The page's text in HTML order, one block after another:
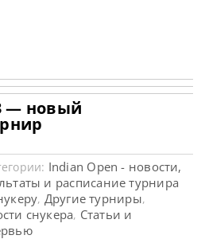
— новый
Indian Open - новости,
и расписание турнира
, Другие турниры,
снукера, Статьи и